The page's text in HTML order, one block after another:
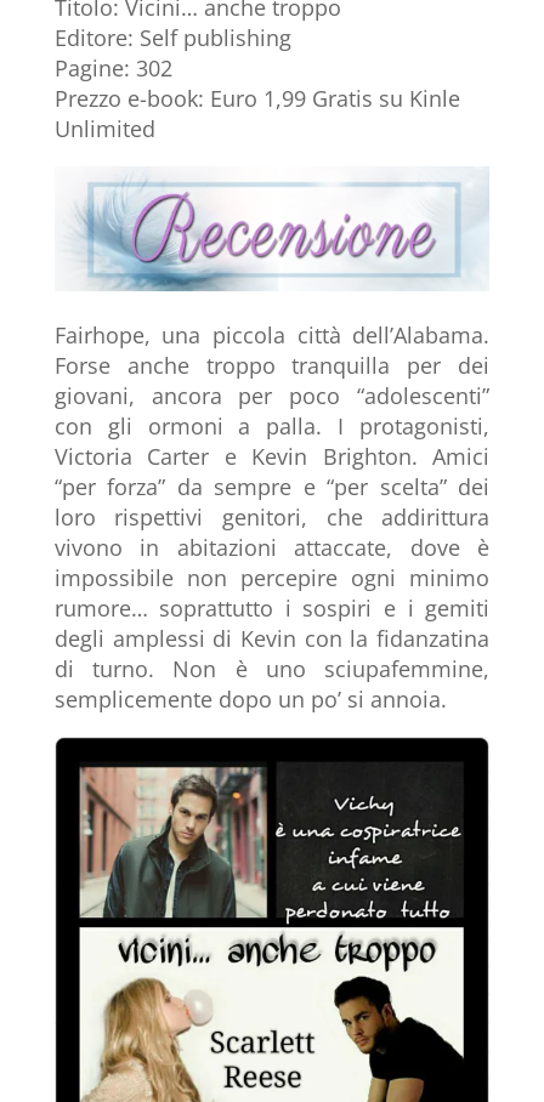
Titolo: Vicini… anche troppo
Editore: Self publishing
Pagine: 302
Prezzo e-book: Euro 1,99 Gratis su Kinle
Unlimited
Fairhope, una piccola città dell’Alabama.
Forse anche troppo tranquilla per dei
giovani, ancora per poco “adolescenti”
con gli ormoni a palla. I protagonisti,
Victoria Carter e Kevin Brighton. Amici
“per forza” da sempre e “per scelta” dei
loro rispettivi genitori, che addirittura
vivono in abitazioni attaccate, dove è
impossibile non percepire ogni minimo
rumore… soprattutto i sospiri e i gemiti
degli amplessi di Kevin con la fidanzatina
di turno. Non è uno sciupafemmine,
semplicemente dopo un po’ si annoia.